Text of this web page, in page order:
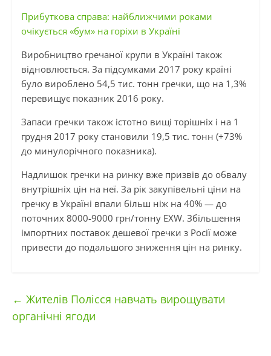
Прибуткова справа: найближчими роками
очікується «бум» на горіхи в Україні
Виробництво гречаної крупи в Україні також
відновлюється. За підсумками 2017 року країні
було вироблено 54,5 тис. тонн гречки, що на 1,3%
перевищує показник 2016 року.
Запаси гречки також істотно вищі торішніх і на 1
грудня 2017 року становили 19,5 тис. тонн (+73%
до минулорічного показника).
Надлишок гречки на ринку вже призвів до обвалу
внутрішніх цін на неї. За рік закупівельні ціни на
гречку в Україні впали більш ніж на 40% — до
поточних 8000-9000 грн/тонну EXW. Збільшення
імпортних поставок дешевої гречки з Росії може
привести до подальшого зниження цін на ринку.
← Жителів Полісся навчать вирощувати
органічні ягоди